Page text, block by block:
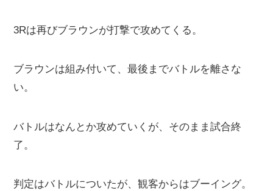
3Rは再びブラウンが打撃で攻めてくる。
ブラウンは組み付いて、最後までバトルを離さな
い。
バトルはなんとか攻めていくが、そのまま試合終
了。
判定はバトルについたが、観客からはブーイング。